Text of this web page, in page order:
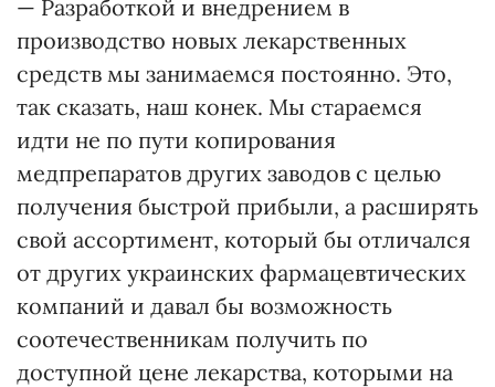
— Разработкой и внедрением в
производство новых лекарственных
средств мы занимаемся постоянно. Это,
так сказать, наш конек. Мы стараемся
идти не по пути копирования
медпрепаратов других заводов с целью
получения быстрой прибыли, а расширять
свой ассортимент, который бы отличался
от других украинских фармацевтических
компаний и давал бы возможность
соотечественникам получить по
доступной цене лекарства, которыми на